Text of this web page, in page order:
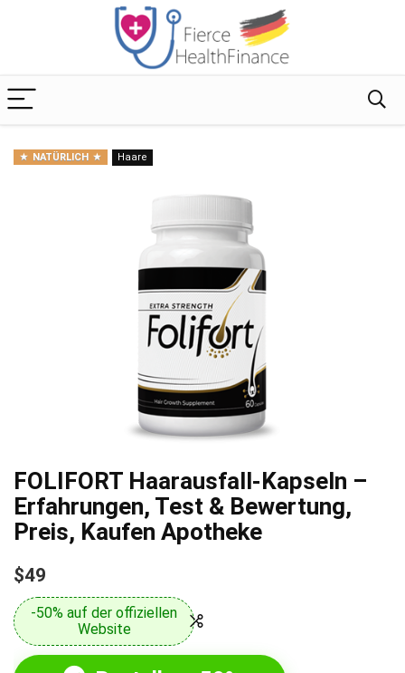
NATÜRLICH Haare
FOLIFORT Haarausfall-Kapseln –
Erfahrungen, Test & Bewertung,
Preis, Kaufen Apotheke
$49
-50% auf der offiziellen
Website